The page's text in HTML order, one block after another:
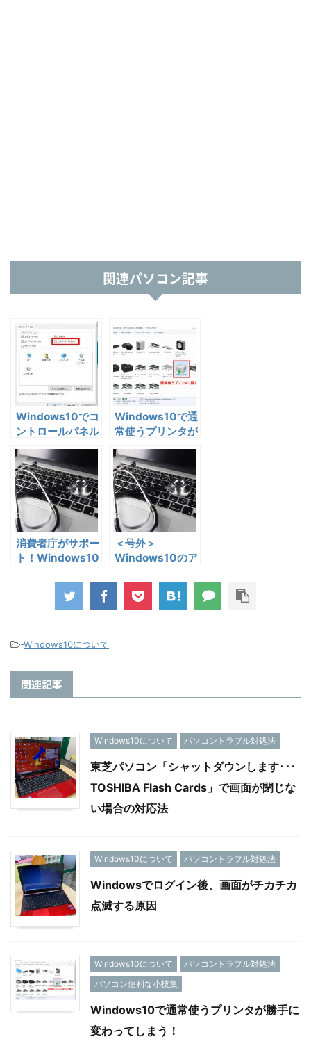
関連パソコン記事
Windows10でコ
ントロールパネル
を表示する方法
Windows10で通
常使うプリンタが
勝手に変わってし
まう！
消費者庁がサポー
ト！Windows10
＜号外＞
Windows10のア
-Windows10について
関連記事
Windows10について パソコントラブル対処法
東芝パソコン「シャットダウンします･･･
TOSHIBA Flash Cards」で画面が閉じな
い場合の対応法
Windows10について パソコントラブル対処法
Windowsでログイン後、画面がチカチカ
点滅する原因
Windows10について
パソコントラブル対処法
パソコン便利な小技集
Windows10で通常使うプリンタが勝手に
変わってしまう！